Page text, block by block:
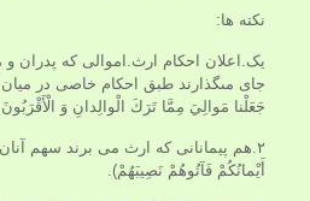
نکته ها:
یک.اعلان احکام ارث.اموالی که پدران و
جای مى‏گذارند طبق احکام خاصى در ميان
جَعَلْنا مَوالِيَ مِمَّا تَرَكَ الْوالِدانِ وَ
۲.هم پيمانانی که ارث می برند سهم
أَيْمانُكُمْ فَآتُوهُمْ نَصِيبَهُمْ).